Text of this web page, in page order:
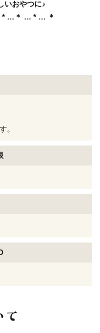
いおやつに♪
…＊ … * … ＊
。